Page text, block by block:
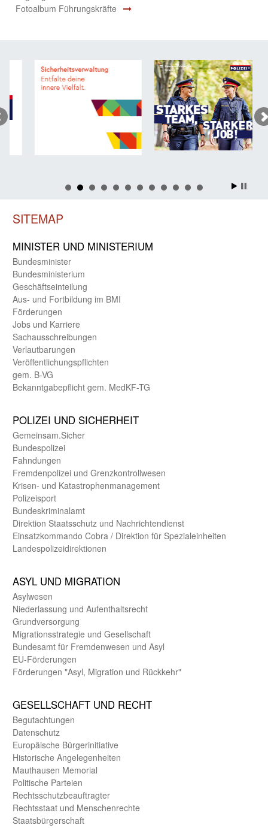
Fotoalbum Führungskräfte
SITEMAP
MINISTER UND MINIST­ERIUM
Bundes­minister
Bundes­ministerium
Geschäfts­einteilung
Aus- und Fortbildung im BMI
Förderungen
Jobs und Karriere
Sachaus­schreibungen
Verlautbarungen
Veröffentlichungspflichten
gem. B-VG
Bekanntgabepflicht gem. MedKF-TG
POLIZEI UND SICHER­HEIT
Gemein­sam.Sicher
Bundes­polizei
Fahndungen
Fremdenpolizei und Grenzkontrollwesen
Krisen- und Katastrophen­management
Polizeisport
Bundes­kriminal­amt
Direktion Staats­schutz und Nach­richten­dienst
Einsatz­kommando Cobra / Direktion für Spezialeinheiten
Landes­polizei­direk­tionen
ASYL UND MIGRA­TION
Asyl­wesen
Nieder­lassung und Aufent­halts­recht
Grund­versorgung
Migrations­strategie und Gesell­schaft
Bundes­amt für Fremden­wesen und Asyl
EU-Förde­rungen
Förderungen "Asyl, Migration und Rückkehr"
GE­SELL­SCHAFT UND RECHT
Begut­achtungen
Daten­schutz
Europäische Bürger­initiative
Historische Angelegen­heiten
Mauthausen Memorial
Politische Parteien
Rechts­schutz­beauftragter
Rechts­staat und Menschen­rechte
Staats­bürger­schaft